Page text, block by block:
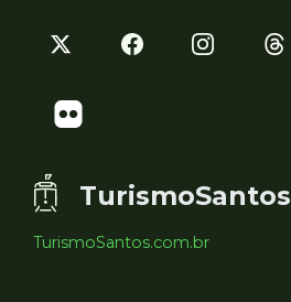
TurismoSantos
TurismoSantos.com.br